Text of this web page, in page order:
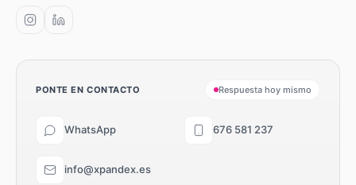
PONTE EN CONTACTO Respuesta hoy mismo
WhatsApp 676 581 237
info@xpandex.es